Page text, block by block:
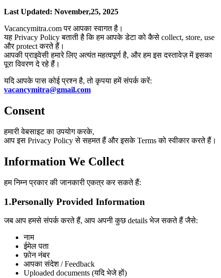
Last Updated: November,25, 2025
Vacancymitra.com पर आपका स्वागत है।
यह Privacy Policy बताती है कि हम आपके डेटा को कैसे collect, store, use
और protect करते हैं।
आपकी प्राइवेसी हमारे लिए अत्यंत महत्वपूर्ण है, और हम इस दस्तावेज़ में इसका
पूरा विवरण दे रहे हैं।
यदि आपके पास कोई प्रश्न है, तो कृपया हमें संपर्क करें:
vacancymitra@gmail.com
Consent
हमारी वेबसाइट का उपयोग करके,
आप इस Privacy Policy से सहमत हैं और इसके Terms को स्वीकार करते हैं।
Information We Collect
हम निम्न प्रकार की जानकारी एकत्र कर सकते हैं:
1.Personally Provided Information
जब आप हमसे संपर्क करते हैं, आप अपनी कुछ details भेज सकते हैं जैसे:
नाम
ईमेल पता
फ़ोन नंबर
आपका संदेश / Feedback
Uploaded documents (यदि भेजे हों)